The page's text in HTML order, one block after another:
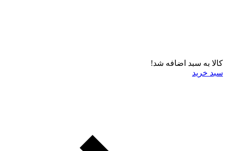
کالا به سبد اضافه شد!
سبد خرید